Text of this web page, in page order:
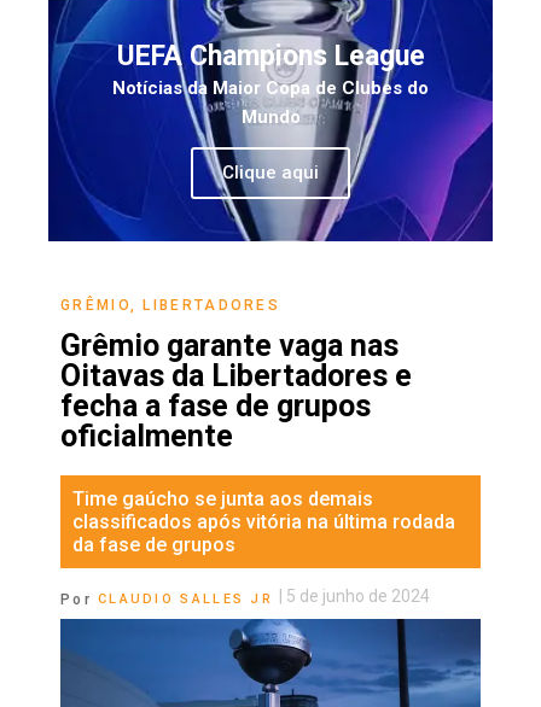
UEFA Champions League
Notícias da Maior Copa de Clubes do
Mundo
Clique aqui
GRÊMIO ,LIBERTADORES
Grêmio garante vaga nas
Oitavas da Libertadores e
fecha a fase de grupos
oficialmente
Time gaúcho se junta aos demais
classificados após vitória na última rodada
da fase de grupos
Por CLAUDIO SALLES JR 5 de junho de 2024